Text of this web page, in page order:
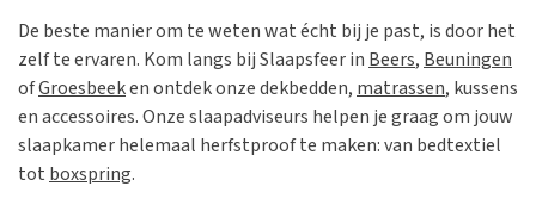
De beste manier om te weten wat écht bij je past, is door het
zelf te ervaren. Kom langs bij Slaapsfeer in Beers, Beuningen
ofGroesbeeken ontdek onze dekbedden, matrassen, kussens
en accessoires. Onze slaapadviseurs helpen je graag om jouw
slaapkamer helemaal herfstproof te maken: van bedtextiel
tot boxspring.